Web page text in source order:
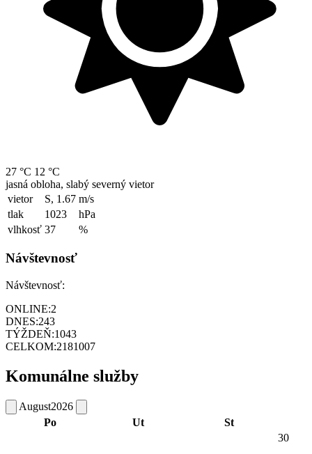
27 °C 12 °C
jasná obloha, slabý severný vietor
vietor
S, 1.67 m/s
tlak
1023
hPa
vlhkosť 37 %
Návštevnosť
Návštevnosť:
ONLINE:2
DNES:243
TÝŽDEŇ:1043
CELKOM:2181007
Komunálne služby
August2026
Po
Ut St
30